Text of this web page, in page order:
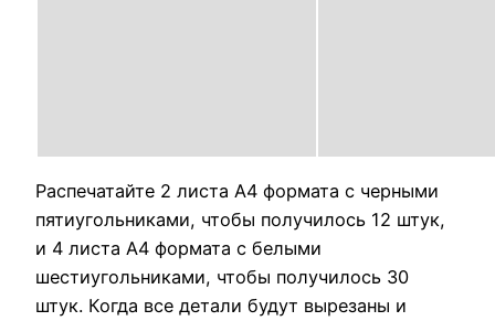
Распечатайте 2 листа А4 формата с черными
пятиугольниками, чтобы получилось 12 штук,
и 4 листа А4 формата с белыми
шестиугольниками, чтобы получилось 30
штук. Когда все детали будут вырезаны и